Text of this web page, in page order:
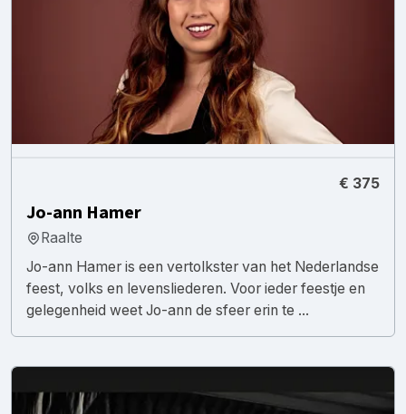
€ 375
Jo-ann Hamer
Raalte
Jo-ann Hamer is een vertolkster van het Nederlandse
feest, volks en levensliederen. Voor ieder feestje en
gelegenheid weet Jo-ann de sfeer erin te ...